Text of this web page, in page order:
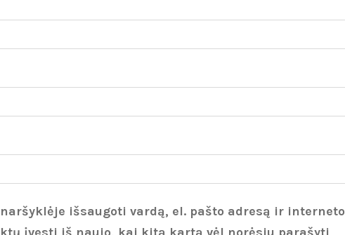
išsaugoti vardą, el. pašto adresą ir interneto